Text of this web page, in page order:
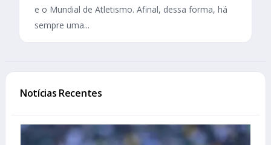
e o Mundial de Atletismo. Afinal, dessa forma, há
sempre uma...
Notícias Recentes